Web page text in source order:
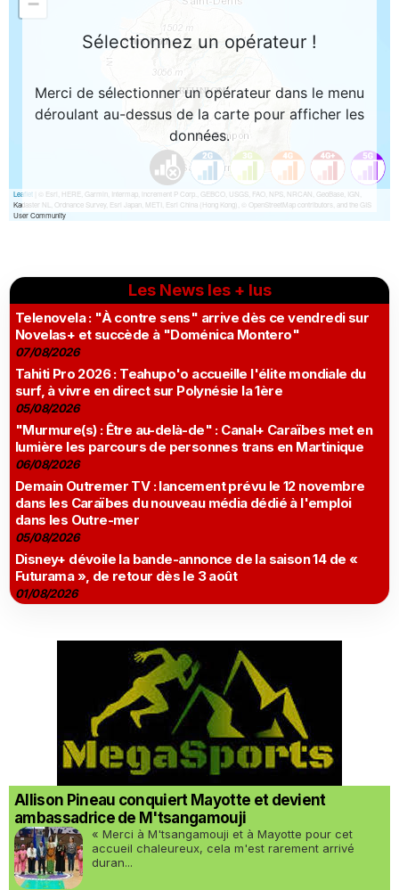
Les News les + lus
Telenovela : "À contre sens" arrive dès ce vendredi sur
Novelas+ et succède à "Doménica Montero"
07/08/2026
Tahiti Pro 2026 : Teahupo'o accueille l'élite mondiale du
surf, à vivre en direct sur Polynésie la 1ère
05/08/2026
"Murmure(s) : Être au-delà-de" : Canal+ Caraïbes met en
lumière les parcours de personnes trans en Martinique
06/08/2026
Demain Outremer TV : lancement prévu le 12 novembre
dans les Caraïbes du nouveau média dédié à l'emploi
dans les Outre-mer
05/08/2026
Disney+ dévoile la bande-annonce de la saison 14 de «
Futurama », de retour dès le 3 août
01/08/2026
Allison Pineau conquiert Mayotte et devient
ambassadrice de M'tsangamouji
« Merci à M'tsangamouji et à Mayotte pour cet
accueil chaleureux, cela m'est rarement arrivé
duran...